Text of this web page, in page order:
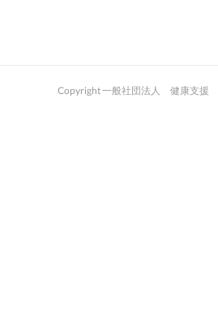
Copyright 一般社団法人 健康支援